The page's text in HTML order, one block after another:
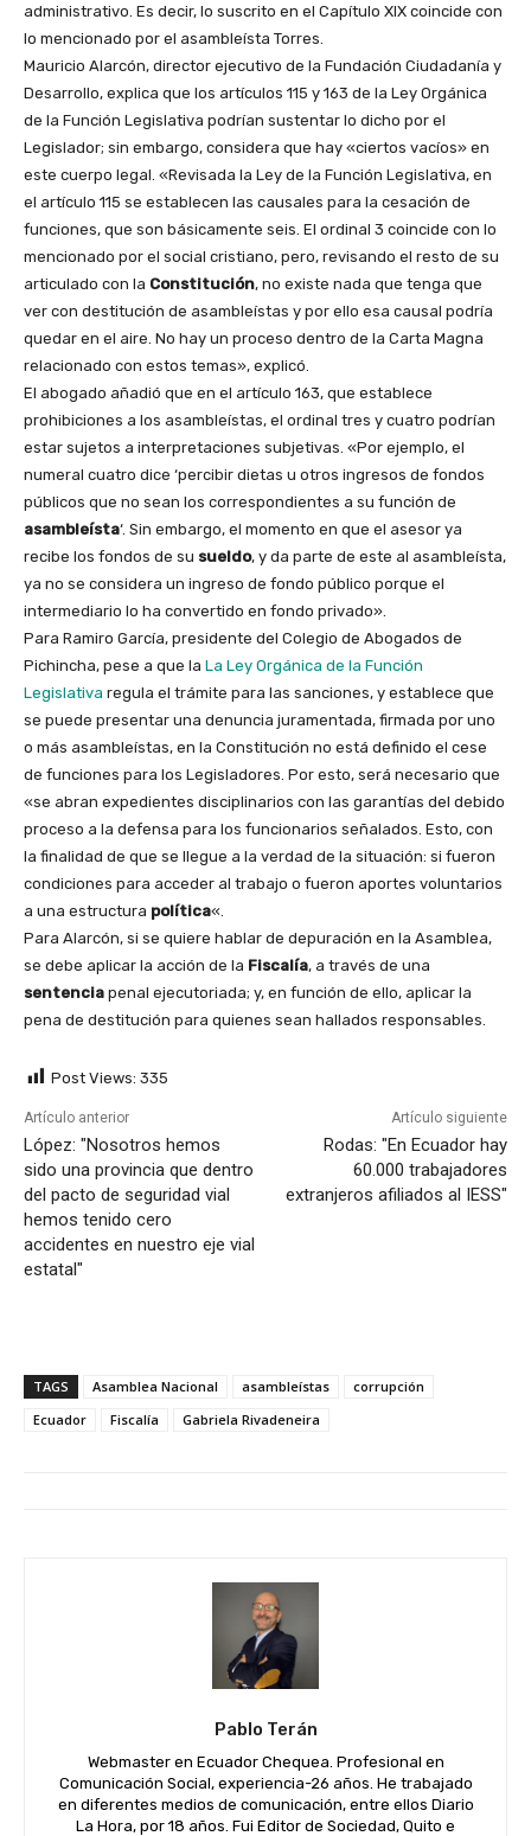
administrativo. Es decir, lo suscrito en el Capítulo XIX coincide con
lo mencionado por el asambleísta Torres.
Mauricio Alarcón, director ejecutivo de la Fundación Ciudadanía y
Desarrollo, explica que los artículos 115 y 163 de la Ley Orgánica
de la Función Legislativa podrían sustentar lo dicho por el
Legislador; sin embargo, considera que hay «ciertos vacíos» en
este cuerpo legal. «Revisada la Ley de la Función Legislativa, en
el artículo 115 se establecen las causales para la cesación de
funciones, que son básicamente seis. El ordinal 3 coincide con lo
mencionado por el social cristiano, pero, revisando el resto de su
articulado con la Constitución, no existe nada que tenga que
ver con destitución de asambleístas y por ello esa causal podría
quedar en el aire. No hay un proceso dentro de la Carta Magna
relacionado con estos temas», explicó.
El abogado añadió que en el artículo 163, que establece
prohibiciones a los asambleístas, el ordinal tres y cuatro podrían
estar sujetos a interpretaciones subjetivas. «Por ejemplo, el
numeral cuatro dice ‘percibir dietas u otros ingresos de fondos
públicos que no sean los correspondientes a su función de
asambleísta‘. Sin embargo, el momento en que el asesor ya
recibe los fondos de su sueldo, y da parte de este al asambleísta,
ya no se considera un ingreso de fondo público porque el
intermediario lo ha convertido en fondo privado».
Para Ramiro García, presidente del Colegio de Abogados de
Pichincha, pese a que la La Ley Orgánica de la Función
Legislativa regula el trámite para las sanciones, y establece que
se puede presentar una denuncia juramentada, firmada por uno
o más asambleístas, en la Constitución no está definido el cese
de funciones para los Legisladores. Por esto, será necesario que
«se abran expedientes disciplinarios con las garantías del debido
proceso a la defensa para los funcionarios señalados. Esto, con
la finalidad de que se llegue a la verdad de la situación: si fueron
condiciones para acceder al trabajo o fueron aportes voluntarios
a una estructura política«.
Para Alarcón, si se quiere hablar de depuración en la Asamblea,
se debe aplicar la acción de la Fiscalía, a través de una
sentencia penal ejecutoriada; y, en función de ello, aplicar la
pena de destitución para quienes sean hallados responsables.
Post Views: 335
Artículo anterior
López: "Nosotros hemos
sido una provincia que dentro
del pacto de seguridad vial
hemos tenido cero
accidentes en nuestro eje vial
estatal"
Artículo siguiente
Rodas: "En Ecuador hay
60.000 trabajadores
extranjeros afiliados al IESS"
TAGS Asamblea Nacional asambleístas
corrupción
Ecuador
Fiscalía Gabriela Rivadeneira
Pablo Terán
Webmaster en Ecuador Chequea. Profesional en
Comunicación Social, experiencia-26 años. He trabajado
en diferentes medios de comunicación, entre ellos Diario
La Hora, por 18 años. Fui Editor de Sociedad, Quito e